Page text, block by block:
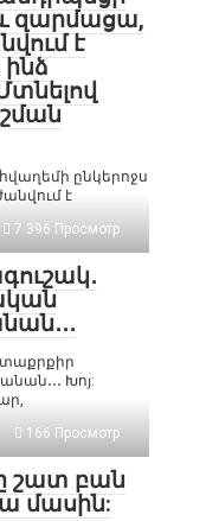
զարմացա,
է
ինձ
ընկերոջս
է
7 396 Просмотр
Խոյ:
166 Просмотр
շատ բան
մասին: